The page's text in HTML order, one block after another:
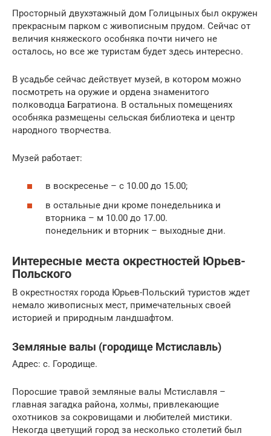
Просторный двухэтажный дом Голицыных был окружен
прекрасным парком с живописным прудом. Сейчас от
величия княжеского особняка почти ничего не
осталось, но все же туристам будет здесь интересно.
В усадьбе сейчас действует музей, в котором можно
посмотреть на оружие и ордена знаменитого
полководца Багратиона. В остальных помещениях
особняка размещены сельская библиотека и центр
народного творчества.
Музей работает:
в воскресенье – с 10.00 до 15.00;
в остальные дни кроме понедельника и
вторника – м 10.00 до 17.00.
понедельник и вторник – выходные дни.
Интересные места окрестностей Юрьев-
Польского
В окрестностях города Юрьев-Польский туристов ждет
немало живописных мест, примечательных своей
историей и природным ландшафтом.
Земляные валы (городище Мстиславль)
Адрес: с. Городище.
Поросшие травой земляные валы Мстиславля –
главная загадка района, холмы, привлекающие
охотников за сокровищами и любителей мистики.
Некогда цветущий город за несколько столетий был